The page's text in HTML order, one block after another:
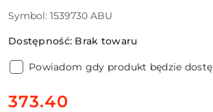
Symbol: 1539730 ABU
Dostępność: Brak towaru
Powiadom gdy produkt będzie
cena:
373.40